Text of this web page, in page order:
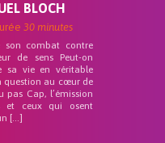
BLOCH
30 minutes
son combat contre
de sens Peut-on
sa vie en véritable
question au cœur de
pas Cap, l’émission
et ceux qui osent
[…]